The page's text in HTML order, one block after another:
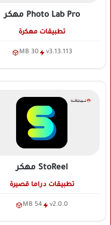
Photo Lab Pro مهكر
تطبيقات مهكرة
v3.13.113
30 MB
StoReel مهكر
تطبيقات دراما قصيرة
v2.0.0
54 MB